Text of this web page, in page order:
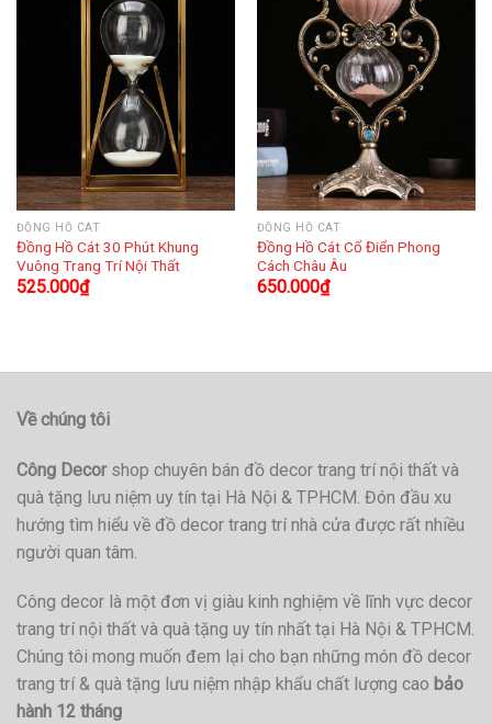
ĐỒNG HỒ CÁT
Đồng Hồ Cát 30 Phút Khung
Vuông Trang Trí Nội Thất
525.000₫
ĐỒNG HỒ CÁT
Đồng Hồ Cát Cổ Điển Phong
Cách Châu Âu
650.000₫
Về chúng tôi
Công Decorshop chuyên bán đồ decor trang trí nội thất và
quà tặng lưu niệm uy tín tại Hà Nội & TPHCM. Đón đầu xu
hướng tìm hiểu về đồ decor trang trí nhà cửa được rất nhiều
người quan tâm.
Công decor là một đơn vị giàu kinh nghiệm về lĩnh vực decor
trang trí nội thất và quà tặng uy tín nhất tại Hà Nội & TPHCM.
Chúng tôi mong muốn đem lại cho bạn những món đồ decor
trang trí & quà tặng lưu niệm nhập khẩu chất lượng cao bảo
hành 12 tháng